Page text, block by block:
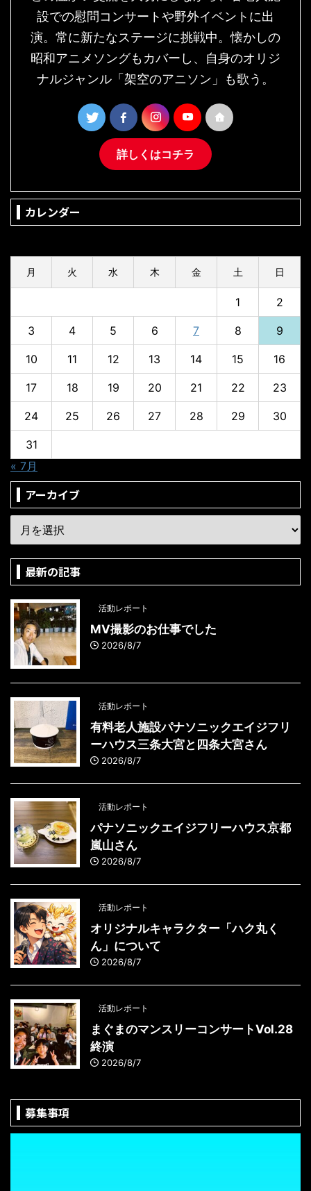
設での慰問コンサートや野外イベントに出
演。常に新たなステージに挑戦中。懐かしの
昭和アニメソングもカバーし、自身のオリジ
ナルジャンル「架空のアニソン」も歌う。
詳しくはコチラ
カレンダー
月 火 水 木 金 土 日
1 2
3 4 5 6 7 8 9
10 11 12 13 14 15 16
17 18 19 20 21 22 23
24 25 26 27 28 29 30
31
« 7月
アーカイブ
最新の記事
活動レポート
MV撮影のお仕事でした
2026/8/7
活動レポート
有料老人施設パナソニックエイジフリ
ーハウス三条大宮と四条大宮さん
2026/8/7
活動レポート
パナソニックエイジフリーハウス京都
嵐山さん
2026/8/7
活動レポート
オリジナルキャラクター「ハク丸く
ん」について
2026/8/7
活動レポート
まぐまのマンスリーコンサートVol.28
終演
2026/8/7
募集事項